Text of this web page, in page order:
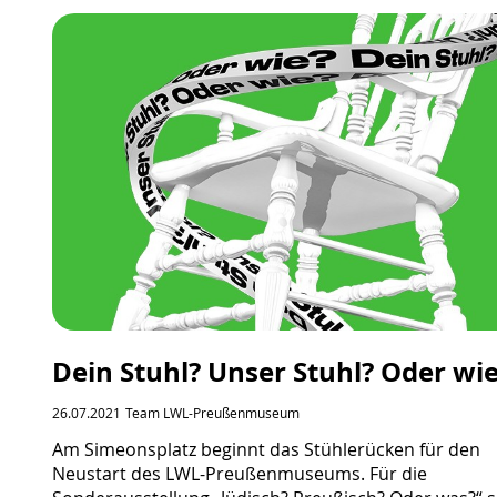
Dein Stuhl? Unser Stuhl? Oder
26.07.2021 Team LWL-Preußenmuseum
Am Simeonsplatz beginnt das Stühlerücken für den
Neustart des LWL-Preußenmuseums. Für die